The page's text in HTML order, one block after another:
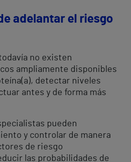
adelantar el riesgo
no existen
ampliamente disponibles
detectar niveles
antes y de forma más
pueden
y controlar de manera
de riesgo
las probabilidades de